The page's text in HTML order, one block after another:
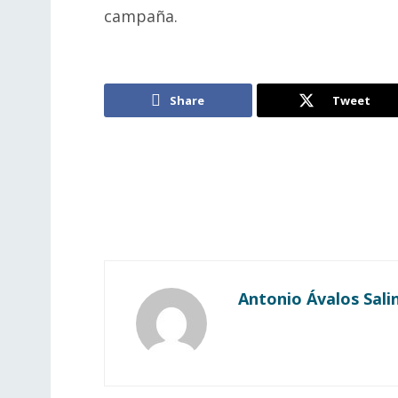
campaña.
Share Tweet
Antonio Ávalos